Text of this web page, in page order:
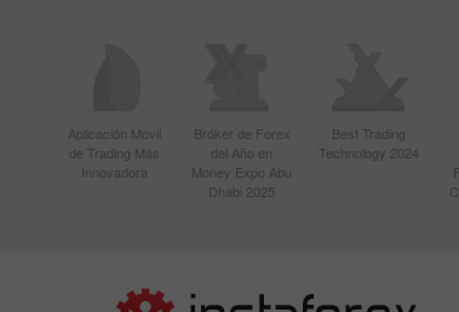
Aplicación Móvil
de Trading Más
Innovadora
Bróker de Forex
del Año en
Money Expo Abu
Dhabi 2025
Best Trading
Technology 2024